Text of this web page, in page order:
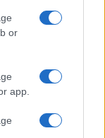
or
app.
kitten heels: